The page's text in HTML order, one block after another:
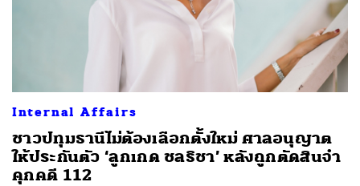
Internal Affairs
ชาวปทุมธานีไม่ต้องเลือกตั้งใหม่ ศาลอนุญาต
ให้ประกันตัว ‘ลูกเกด ชลธิชา’ หลังถูกตัดสินจำ
คุกคดี 112